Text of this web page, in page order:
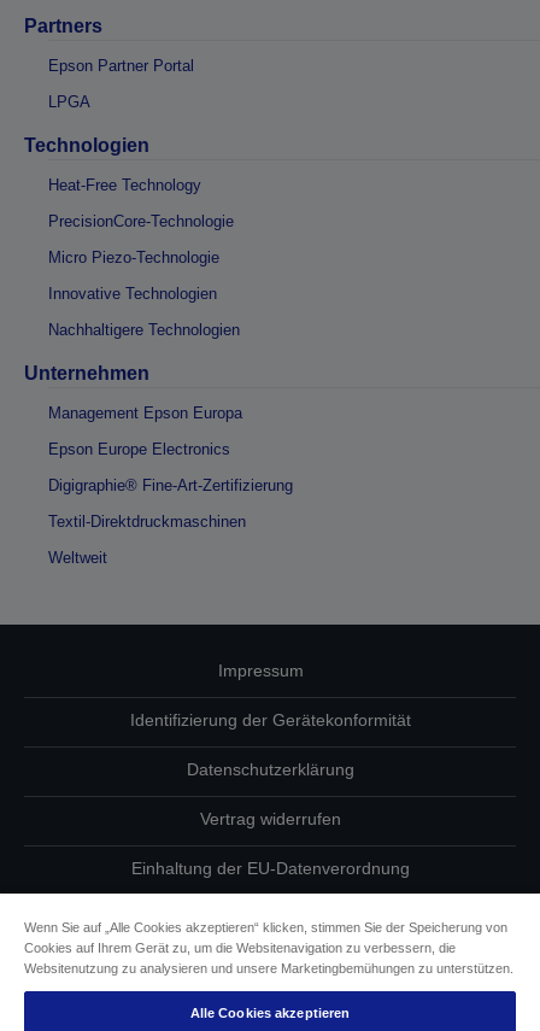
Partners
Epson Partner Portal
LPGA
Technologien
Heat-Free Technology
PrecisionCore-Technologie
Micro Piezo-Technologie
Innovative Technologien
Nachhaltigere Technologien
Unternehmen
Management Epson Europa
Epson Europe Electronics
Digigraphie® Fine-Art-Zertifizierung
Textil-Direktdruckmaschinen
Weltweit
Impressum
Identifizierung der Gerätekonformität
Datenschutzerklärung
Vertrag widerrufen
Einhaltung der EU-Datenverordnung
Informationen zu Cookies
Epson Engagement für Barrierefreiheit
Wenn Sie auf „Alle Cookies akzeptieren“ klicken, stimmen Sie der Speicherung von
Cookies auf Ihrem Gerät zu, um die Websitenavigation zu verbessern, die
Websitenutzung zu analysieren und unsere Marketingbemühungen zu unterstützen.
Alle Cookies akzeptieren